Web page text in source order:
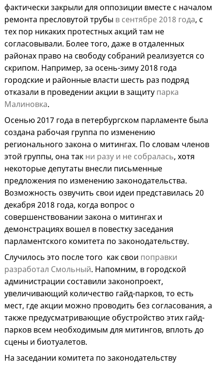
фактически закрыли для оппозиции вместе с началом
ремонта пресловутой трубы в сентябре 2018 года, с
тех пор никаких протестных акций там не
согласовывали. Более того, даже в отдаленных
районах право на свободу собраний реализуется со
скрипом. Например, за осень-зиму 2018 года
городские и районные власти шесть раз подряд
отказали в проведении акции в защиту парка
Малиновка.
Осенью 2017 года в петербургском парламенте была
создана рабочая группа по изменению
регионального закона о митингах. По словам членов
этой группы, она так ни разу и не собралась, хотя
некоторые депутаты внесли письменные
предложения по изменению законодательства.
Возможность озвучить свои идеи представилась 20
декабря 2018 года, когда вопрос о
совершенствовании закона о митингах и
демонстрациях вошел в повестку заседания
парламентского комитета по законодательству.
Случилось это после того как свои поправки
разработал Смольный. Напомним, в городской
администрации составили законопроект,
увеличивающий количество гайд-парков, то есть
мест, где акции можно проводить без согласования, а
также предусматривающие обустройство этих гайд-
парков всем необходимым для митингов, вплоть до
сцены и биотуалетов.
На заседании комитета по законодательству